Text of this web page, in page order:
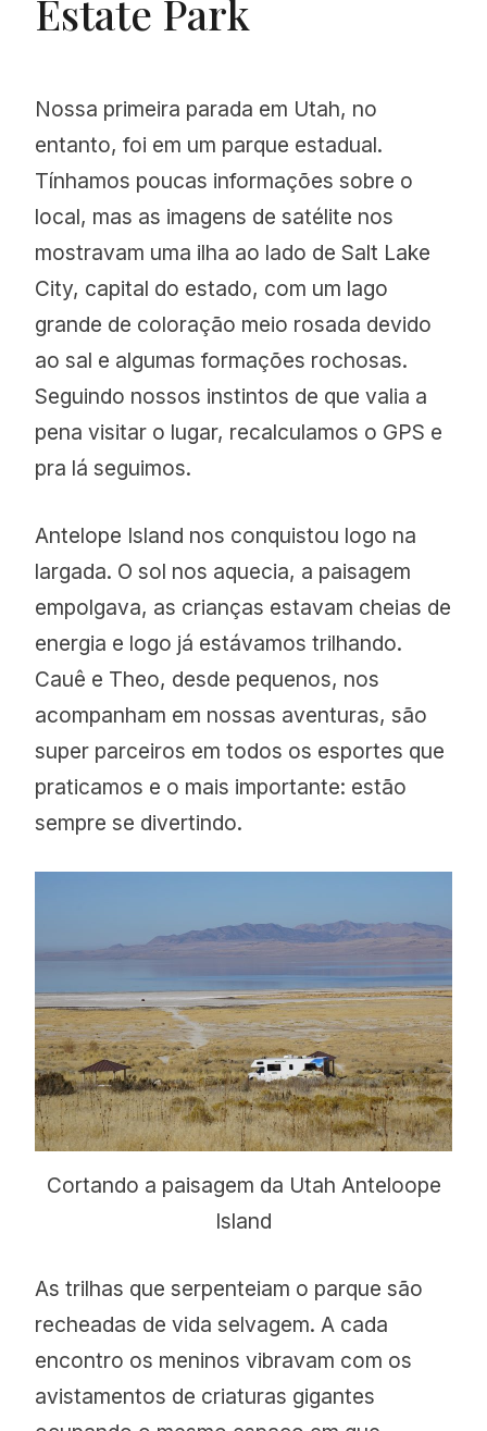
Estate Park
Nossa primeira parada em Utah, no
entanto, foi em um parque estadual.
Tínhamos poucas informações sobre o
local, mas as imagens de satélite nos
mostravam uma ilha ao lado de Salt Lake
City, capital do estado, com um lago
grande de coloração meio rosada devido
ao sal e algumas formações rochosas.
Seguindo nossos instintos de que valia a
pena visitar o lugar, recalculamos o GPS e
pra lá seguimos.
Antelope Island nos conquistou logo na
largada. O sol nos aquecia, a paisagem
empolgava, as crianças estavam cheias de
energia e logo já estávamos trilhando.
Cauê e Theo, desde pequenos, nos
acompanham em nossas aventuras, são
super parceiros em todos os esportes que
praticamos e o mais importante: estão
sempre se divertindo.
Cortando a paisagem da Utah Anteloope
Island
As trilhas que serpenteiam o parque são
recheadas de vida selvagem. A cada
encontro os meninos vibravam com os
avistamentos de criaturas gigantes